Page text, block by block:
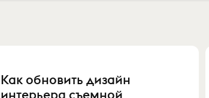
Как обновить дизайн
интерьера съемной